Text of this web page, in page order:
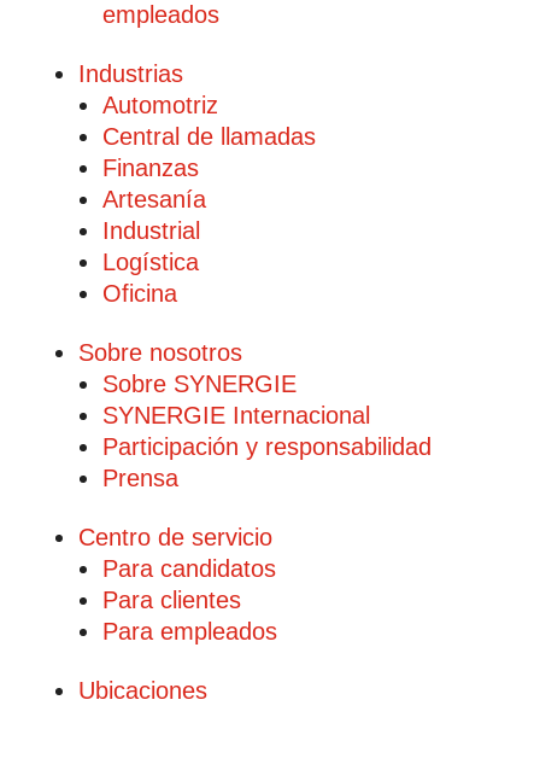
empleados
Industrias
Automotriz
Central de llamadas
Finanzas
Artesanía
Industrial
Logística
Oficina
Sobre nosotros
Sobre SYNERGIE
SYNERGIE Internacional
Participación y responsabilidad
Prensa
Centro de servicio
Para candidatos
Para clientes
Para empleados
Ubicaciones